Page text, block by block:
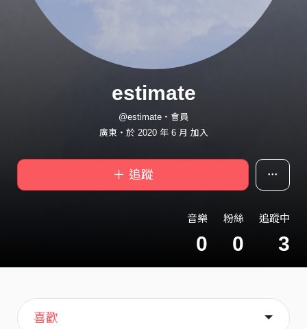
estimate
@estimate・會員
廣東・於 2020 年 6 月 加入
＋ 追蹤
音樂
0
粉絲
0
追蹤中
3
主頁
歌單
喜歡
關於